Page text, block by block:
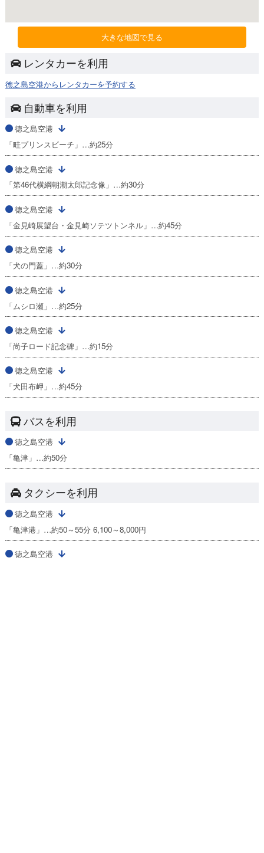
大きな地図で見る
レンタカーを利用
徳之島空港からレンタカーを予約する
自動車を利用
徳之島空港
「畦プリンスビーチ」…約25分
徳之島空港
「第46代横綱朝潮太郎記念像」…約30分
徳之島空港
「金見崎展望台・金見崎ソテツトンネル」…約45分
徳之島空港
「犬の門蓋」…約30分
徳之島空港
「ムシロ瀬」…約25分
徳之島空港
「尚子ロード記念碑」…約15分
徳之島空港
「犬田布岬」…約45分
バスを利用
徳之島空港
「亀津」…約50分
タクシーを利用
徳之島空港
「亀津港」…約50～55分 6,100～8,000円
徳之島空港